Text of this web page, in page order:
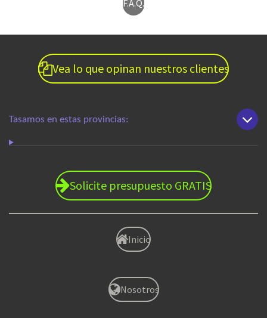
F.A.Q.
Vea lo que opinan nuestros clientes
Tasamos en estas provincias:
Solicite presupuesto GRATIS
Inicio
Nosotros